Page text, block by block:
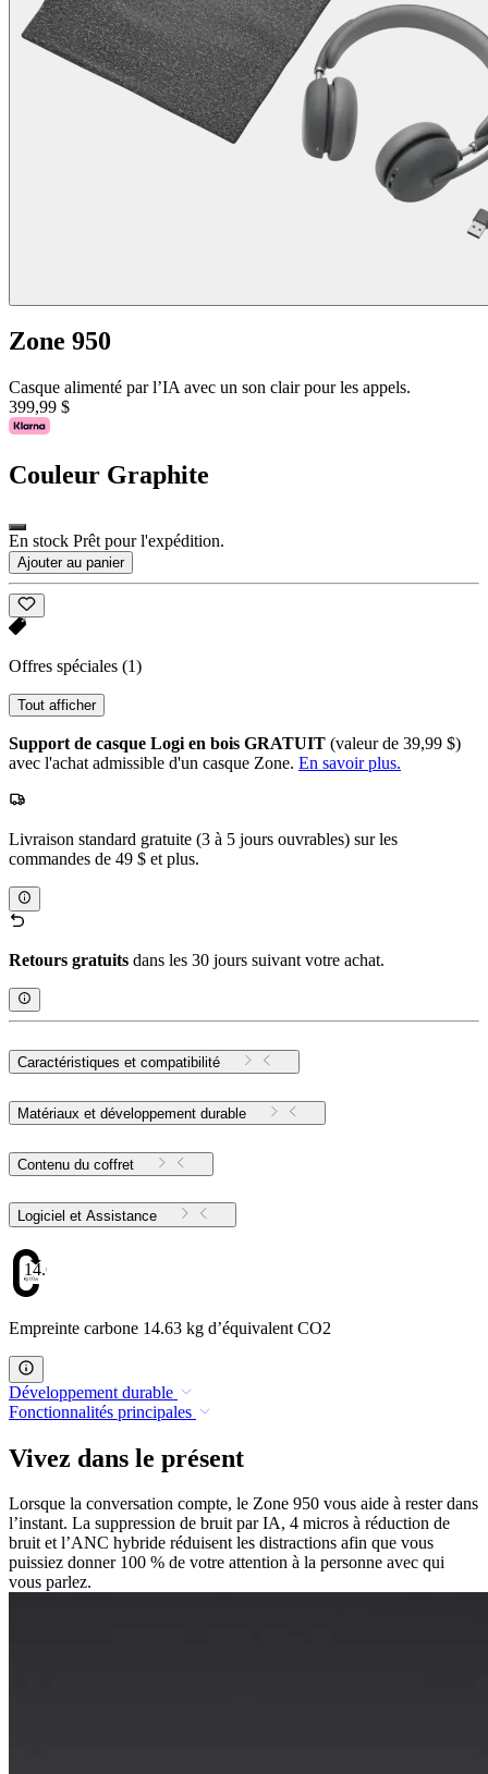
Zone 950
Casque alimenté par l’IA avec un son clair pour les appels.
399,99 $
Couleur Graphite
En stock Prêt pour l'expédition.
Ajouter au panier
Offres spéciales (1)
Tout afficher
Support de casque Logi en bois GRATUIT (valeur de 39,99 $)
avec l'achat admissible d'un casque Zone. En savoir plus.
Livraison standard gratuite (3 à 5 jours ouvrables) sur les
commandes de 49 $ et plus.
Retours gratuits dans les 30 jours suivant votre achat.
Caractéristiques et compatibilité
Matériaux et développement durable
Contenu du coffret
Logiciel et Assistance
14.63
Empreinte carbone 14.63 kg d’équivalent CO2
Développement durable
Fonctionnalités principales
Vivez dans le présent
Lorsque la conversation compte, le Zone 950 vous aide à rester dans
l’instant. La suppression de bruit par IA, 4 micros à réduction de
bruit et l’ANC hybride réduisent les distractions afin que vous
puissiez donner 100 % de votre attention à la personne avec qui
vous parlez.